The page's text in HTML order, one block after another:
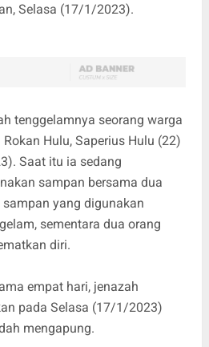
Selasa (17/1/2023).
tenggelamnya seorang warga
Hulu, Saperius Hulu (22)
Saat itu ia sedang
sampan bersama dua
yang digunakan
sementara dua orang
diri.
empat hari, jenazah
pada Selasa (17/1/2023)
mengapung.